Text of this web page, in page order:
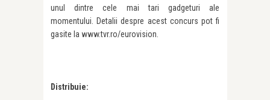
unul dintre cele mai tari gadgeturi ale
momentului. Detalii despre acest concurs pot fi
gasite la www.tvr.ro/eurovision.
Distribuie: